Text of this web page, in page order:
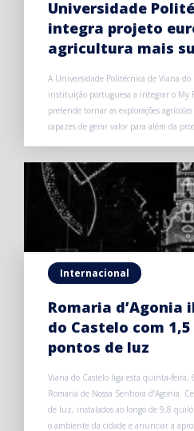
Universidade
integra projeto
agricultura mais
A Universidade Politécnica de Viana do
instituição portuguesa a integrar o My
pretende tornar as explorações
capazes de gerar valor para além da
Internacional
Romaria d’Agonia
do Castelo com
pontos de luz
Viana do Castelo liga esta quinta-feira,
Romaria de Nossa Senhora d’Agonia.
de luz, instalados ao longo de 9,8
o ambiente da cidade e anunciar a